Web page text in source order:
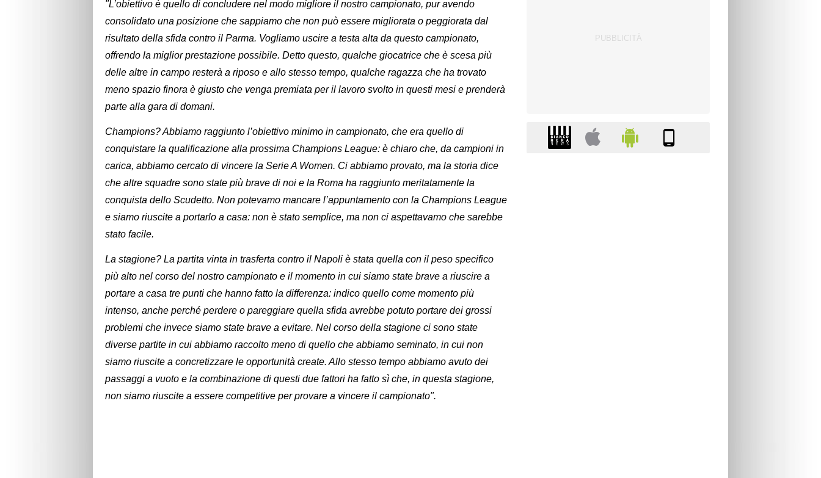
"L’obiettivo è quello di concludere nel modo migliore il nostro campionato, pur avendo
consolidato una posizione che sappiamo che non può essere migliorata o peggiorata dal
risultato della sfida contro il Parma. Vogliamo uscire a testa alta da questo campionato,
offrendo la miglior prestazione possibile. Detto questo, qualche giocatrice che è scesa più
delle altre in campo resterà a riposo e allo stesso tempo, qualche ragazza che ha trovato
meno spazio finora è giusto che venga premiata per il lavoro svolto in questi mesi e prenderà
parte alla gara di domani.
Champions? Abbiamo raggiunto l’obiettivo minimo in campionato, che era quello di
conquistare la qualificazione alla prossima Champions League: è chiaro che, da campioni in
carica, abbiamo cercato di vincere la Serie A Women. Ci abbiamo provato, ma la storia dice
che altre squadre sono state più brave di noi e la Roma ha raggiunto meritatamente la
conquista dello Scudetto. Non potevamo mancare l’appuntamento con la Champions League
e siamo riuscite a portarlo a casa: non è stato semplice, ma non ci aspettavamo che sarebbe
stato facile.
La stagione? La partita vinta in trasferta contro il Napoli è stata quella con il peso specifico
più alto nel corso del nostro campionato e il momento in cui siamo state brave a riuscire a
portare a casa tre punti che hanno fatto la differenza: indico quello come momento più
intenso, anche perché perdere o pareggiare quella sfida avrebbe potuto portare dei grossi
problemi che invece siamo state brave a evitare. Nel corso della stagione ci sono state
diverse partite in cui abbiamo raccolto meno di quello che abbiamo seminato, in cui non
siamo riuscite a concretizzare le opportunità create. Allo stesso tempo abbiamo avuto dei
passaggi a vuoto e la combinazione di questi due fattori ha fatto sì che, in questa stagione,
non siamo riuscite a essere competitive per provare a vincere il campionato".